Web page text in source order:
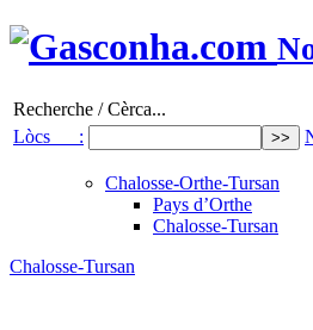
Recherche / Cèrca...
Lòcs :
Chalosse-Orthe-Tursan
Pays d’Orthe
Chalosse-Tursan
Chalosse-Tursan